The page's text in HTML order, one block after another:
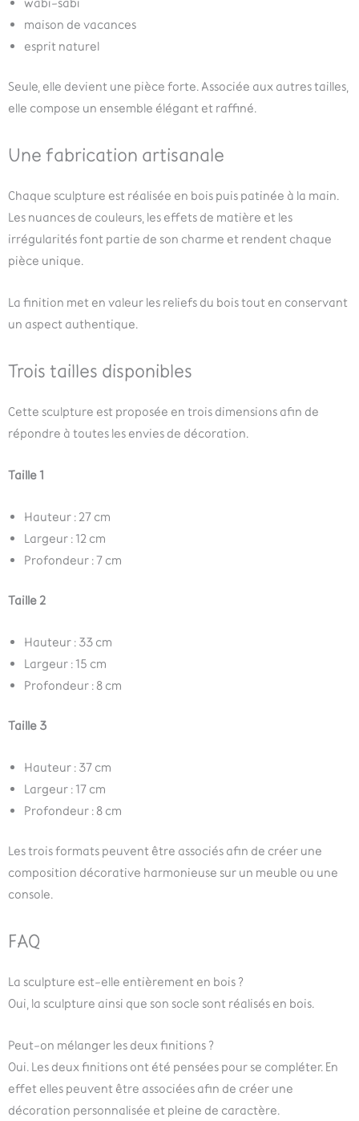
maison de vacances
esprit naturel
Seule, elle devient une pièce forte. Associée aux autres tailles,
elle compose un ensemble élégant et raffiné.
Une fabrication artisanale
Chaque sculpture est réalisée en bois puis patinée à la main.
Les nuances de couleurs, les effets de matière et les
irrégularités font partie de son charme et rendent chaque
pièce unique.
La finition met en valeur les reliefs du bois tout en conservant
un aspect authentique.
Trois tailles disponibles
Cette sculpture est proposée en trois dimensions afin de
répondre à toutes les envies de décoration.
Taille 1
Hauteur : 27 cm
Largeur : 12 cm
Profondeur : 7 cm
Taille 2
Hauteur : 33 cm
Largeur : 15 cm
Profondeur : 8 cm
Taille 3
Hauteur : 37 cm
Largeur : 17 cm
Profondeur : 8 cm
Les trois formats peuvent être associés afin de créer une
composition décorative harmonieuse sur un meuble ou une
console.
FAQ
La sculpture est-elle entièrement en bois ?
Oui, la sculpture ainsi que son socle sont réalisés en bois.
Peut-on mélanger les deux finitions ?
Oui. Les deux finitions ont été pensées pour se compléter. En
effet elles peuvent être associées afin de créer une
décoration personnalisée et pleine de caractère.